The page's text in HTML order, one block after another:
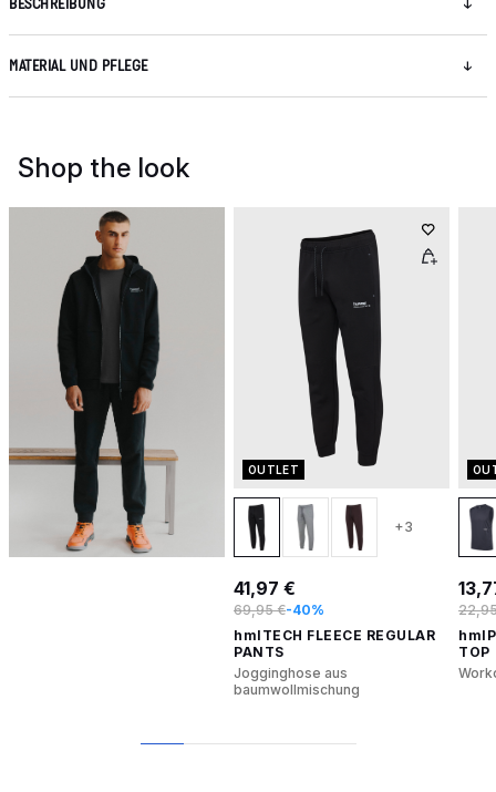
BESCHREIBUNG
MATERIAL UND PFLEGE
Shop the look
OUTLET
+3
41,97 €
69,95 €-40%
hmlTECH FLEECE REGULAR
PANTS
Jogginghose aus
baumwollmischung
TOP